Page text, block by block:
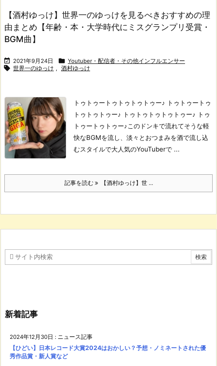
【酒村ゆっけ】世界一のゆっけを見るべきおすすめの理
由まとめ【年齢・本・大学時代にミスグランプリ受賞・
BGM曲】
 2021年9月24日  Youtuber・配信者・その他インフルエンサー
 世界一のゆっけ , 酒村ゆっけ
トゥトゥートゥトゥトゥトゥー♪ トゥトゥートゥ
トゥトゥトゥー♪ トゥトゥトゥトゥトゥー♪ トゥ
トゥートゥトゥー♪ このドンキで流れてそうな軽
快なBGMを流し、淡々とおつまみを酒で流し込
むスタイルで大人気のYouTuberで ...
記事を読む 【酒村ゆっけ】世 ...
新着記事
2024年12月30日 : ニュース記事
【ひどい】日本レコード大賞2024はおかしい？予想・ノミネートされた優
秀作品賞・新人賞など